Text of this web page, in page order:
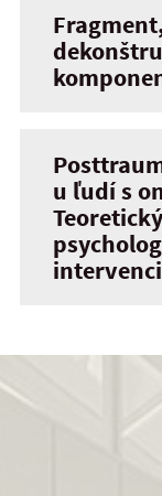
u ľudí s